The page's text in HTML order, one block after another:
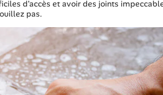
d'accès et avoir des joints
pas.